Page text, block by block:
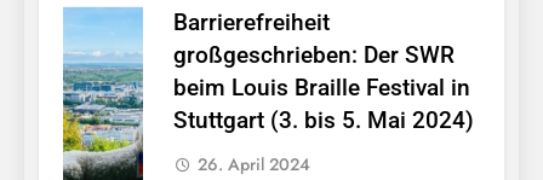
Barrierefreiheit
großgeschrieben: Der SWR
beim Louis Braille Festival in
Stuttgart (3. bis 5. Mai 2024)
26. April 2024